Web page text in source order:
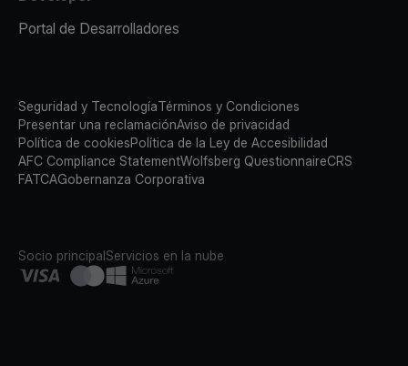
Portal de Desarrolladores
Seguridad y TecnologíaTérminos y Condiciones
Presentar una reclamaciónAviso de privacidad
Política de cookiesPolítica de la Ley de Accesibilidad
AFC Compliance StatementWolfsberg QuestionnaireCRS
FATCAGobernanza Corporativa
Socio principalServicios en la nube